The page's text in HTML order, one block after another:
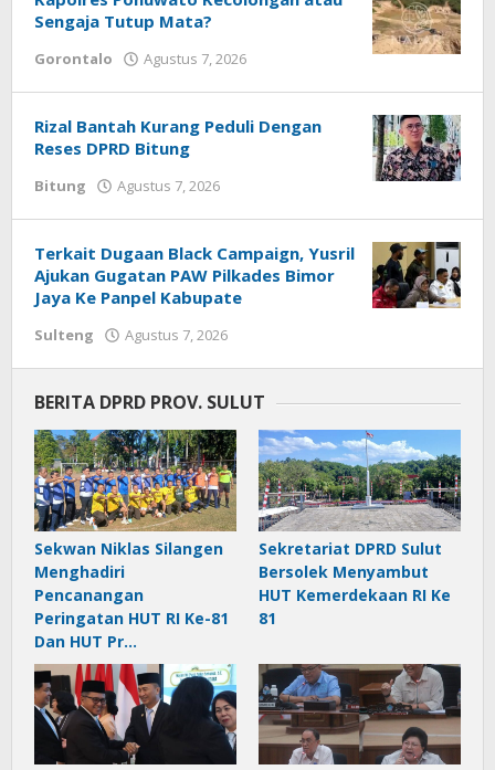
Sengaja Tutup Mata?
Gorontalo Agustus 7, 2026
Rizal Bantah Kurang Peduli Dengan
Reses DPRD Bitung
Bitung Agustus 7, 2026
Terkait Dugaan Black Campaign, Yusril
Ajukan Gugatan PAW Pilkades Bimor
Jaya Ke Panpel Kabupate
Sulteng Agustus 7, 2026
BERITA DPRD PROV. SULUT
Sekwan Niklas Silangen
Menghadiri
Pencanangan
Peringatan HUT RI Ke-81
Dan HUT Pr…
Sekretariat DPRD Sulut
Bersolek Menyambut
HUT Kemerdekaan RI Ke
81